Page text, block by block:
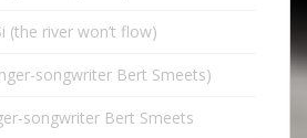
(the river won’t flow)
songwriter Bert Smeets)
songwriter Bert Smeets